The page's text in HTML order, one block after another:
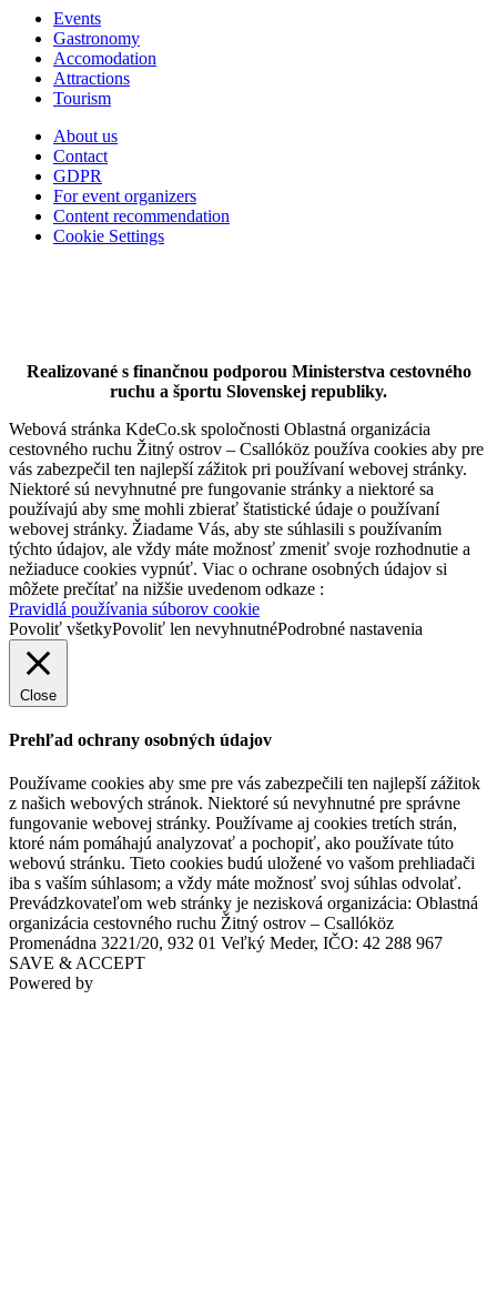
99 km,City tour
Events
Gastronomy
Accomodation
Attractions
Tourism
About us
Contact
GDPR
For event organizers
Content recommendation
Cookie Settings
Realizované s finančnou podporou Ministerstva cestovného
ruchu a športu Slovenskej republiky.
Webová stránka KdeCo.sk spoločnosti Oblastná organizácia
cestovného ruchu Žitný ostrov – Csallóköz používa cookies aby pre
vás zabezpečil ten najlepší zážitok pri používaní webovej stránky.
Niektoré sú nevyhnutné pre fungovanie stránky a niektoré sa
používajú aby sme mohli zbierať štatistické údaje o používaní
webovej stránky. Žiadame Vás, aby ste súhlasili s používaním
týchto údajov, ale vždy máte možnosť zmeniť svoje rozhodnutie a
nežiaduce cookies vypnúť. Viac o ochrane osobných údajov si
môžete prečítať na nižšie uvedenom odkaze :
Pravidlá používania súborov cookie
Povoliť všetkyPovoliť len nevyhnutnéPodrobné nastavenia
Close
Prehľad ochrany osobných údajov
Používame cookies aby sme pre vás zabezpečili ten najlepší zážitok
z našich webových stránok. Niektoré sú nevyhnutné pre správne
fungovanie webovej stránky. Používame aj cookies tretích strán,
ktoré nám pomáhajú analyzovať a pochopiť, ako používate túto
webovú stránku. Tieto cookies budú uložené vo vašom prehliadači
iba s vaším súhlasom; a vždy máte možnosť svoj súhlas odvolať.
Prevádzkovateľom web stránky je nezisková organizácia: Oblastná
organizácia cestovného ruchu Žitný ostrov – Csallóköz
Promenádna 3221/20, 932 01 Veľký Meder, IČO: 42 288 967
SAVE & ACCEPT
Powered by